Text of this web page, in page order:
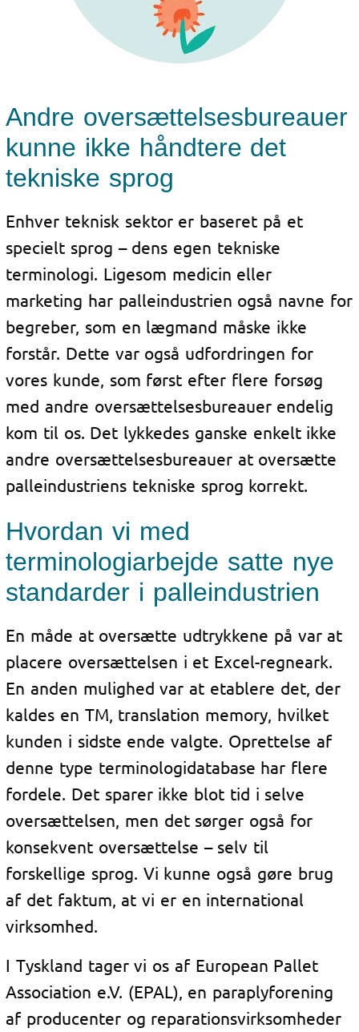
Andre oversættelsesbureauer
kunne ikke håndtere det
tekniske sprog
Enhver teknisk sektor er baseret på et
specielt sprog – dens egen tekniske
terminologi. Ligesom medicin eller
marketing har palleindustrien også navne for
begreber, som en lægmand måske ikke
forstår. Dette var også udfordringen for
vores kunde, som først efter flere forsøg
med andre oversættelsesbureauer endelig
kom til os. Det lykkedes ganske enkelt ikke
andre oversættelsesbureauer at oversætte
palleindustriens tekniske sprog korrekt.
Hvordan vi med
terminologiarbejde satte nye
standarder i palleindustrien
En måde at oversætte udtrykkene på var at
placere oversættelsen i et Excel-regneark.
En anden mulighed var at etablere det, der
kaldes en TM, translation memory, hvilket
kunden i sidste ende valgte. Oprettelse af
denne type terminologidatabase har flere
fordele. Det sparer ikke blot tid i selve
oversættelsen, men det sørger også for
konsekvent oversættelse – selv til
forskellige sprog. Vi kunne også gøre brug
af det faktum, at vi er en international
virksomhed.
I Tyskland tager vi os af European Pallet
Association e.V. (EPAL), en paraplyforening
af producenter og reparationsvirksomheder